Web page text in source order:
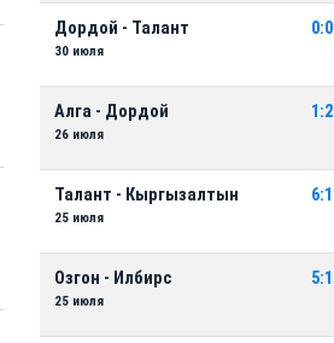
Дордой - Талант
30 июля
0:0
Алга - Дордой
26 июля
1:2
Талант - Кыргызалтын
25 июля
6:1
Озгон - Илбирс
25 июля
5:1